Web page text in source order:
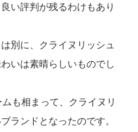
い評判が残るわけもあり
別に、クライヌリッシュ
いは素晴らしいものでし
も相まって、クライヌリ
ランドとなったのです。